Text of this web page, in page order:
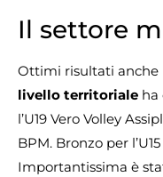
Il settore
Ottimi risultati anche
livello territoriale ha
l’U19 Vero Volley
BPM. Bronzo per
Importantissima è